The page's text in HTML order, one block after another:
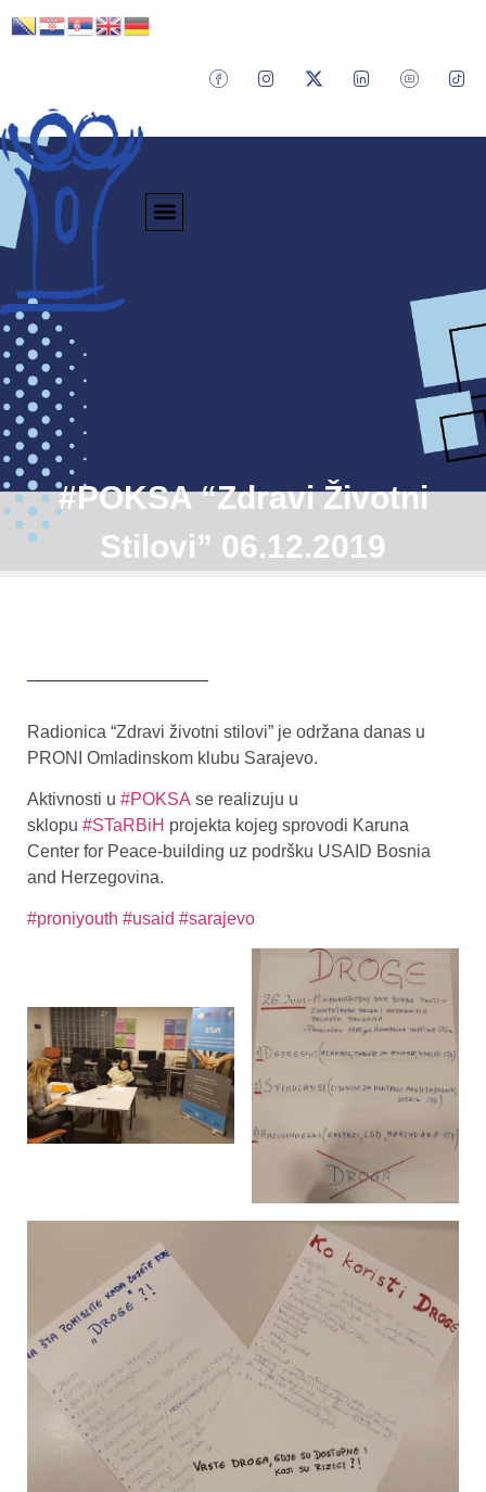
#POKSA “Zdravi Životni
Stilovi” 06.12.2019
Radionica “Zdravi životni stilovi” je održana danas u
PRONI Omladinskom klubu Sarajevo.
Aktivnosti u #POKSA se realizuju u
sklopu #STaRBiH projekta kojeg sprovodi Karuna
Center for Peace-building uz podršku USAID Bosnia
and Herzegovina.
#proniyouth #usaid #sarajevo